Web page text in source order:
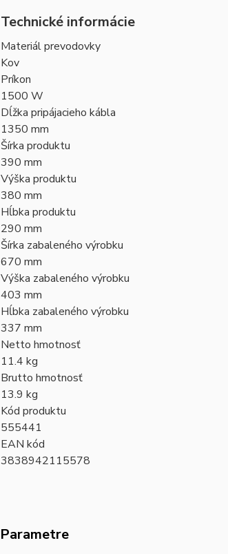
Technické informácie
Materiál prevodovky
Kov
Príkon
1500 W
Dĺžka pripájacieho kábla
1350 mm
Šírka produktu
390 mm
Výška produktu
380 mm
Hĺbka produktu
290 mm
Šírka zabaleného výrobku
670 mm
Výška zabaleného výrobku
403 mm
Hĺbka zabaleného výrobku
337 mm
Netto hmotnosť
11.4 kg
Brutto hmotnosť
13.9 kg
Kód produktu
555441
EAN kód
3838942115578
Parametre